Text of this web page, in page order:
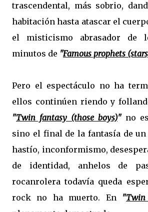
trascendental, más sobrio,
habitación hasta atascar el
el misticismo abrasador de
minutos de "Famous prophets
Pero el espectáculo no ha
ellos continúen riendo y
"Twin fantasy (those boys)" no
sino el final de la fantasía de un
hastío, inconformismo,
de identidad, anhelos de
rocanrolera todavía queda
rock no ha muerto. En "Twin